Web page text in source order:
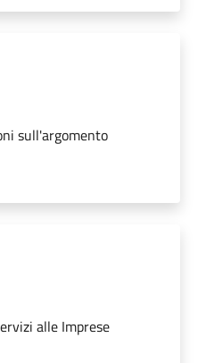
sull'argomento
alle Imprese